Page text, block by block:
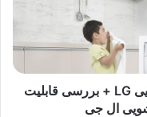
راهنمای خرید بهترین ماشین لباسشویی LG + بررسی قابلیت